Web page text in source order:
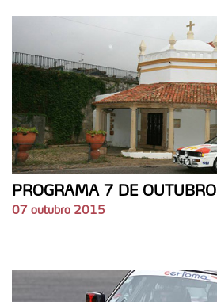
PROGRAMA 7 DE OUTUBRO
07 outubro 2015